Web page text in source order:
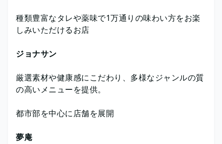
種類豊富なタレや薬味で1万通りの味わい方をお楽
しみいただけるお店
ジョナサン
厳選素材や健康感にこだわり、多様なジャンルの質
の高いメニューを提供。
都市部を中心に店舗を展開
夢庵